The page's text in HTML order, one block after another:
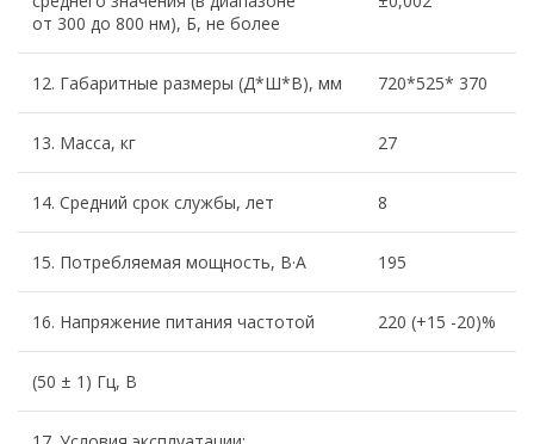
от 300 до 800 нм), Б, не более
12. Габаритные размеры (Д*Ш*В), мм 720*525* 370
13. Масса, кг 27
14. Средний срок службы, лет 8
15. Потребляемая мощность, В·А 195
16. Напряжение питания частотой 220 (+15 -20)%
(50 ± 1) Гц, В